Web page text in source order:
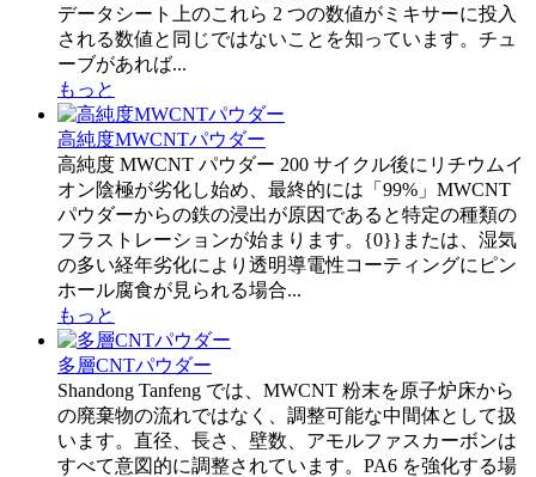
データシート上のこれら 2 つの数値がミキサーに投入
される数値と同じではないことを知っています。チュ
ーブがあれば...
もっと
高純度MWCNTパウダー
高純度 MWCNT パウダー 200 サイクル後にリチウムイ
オン陰極が劣化し始め、最終的には「99%」MWCNT
パウダーからの鉄の浸出が原因であると特定の種類の
フラストレーションが始まります。{0}}または、湿気
の多い経年劣化により透明導電性コーティングにピン
ホール腐食が見られる場合...
もっと
多層CNTパウダー
Shandong Tanfeng では、MWCNT 粉末を原子炉床から
の廃棄物の流れではなく、調整可能な中間体として扱
います。直径、長さ、壁数、アモルファスカーボンは
すべて意図的に調整されています。PA6 を強化する場